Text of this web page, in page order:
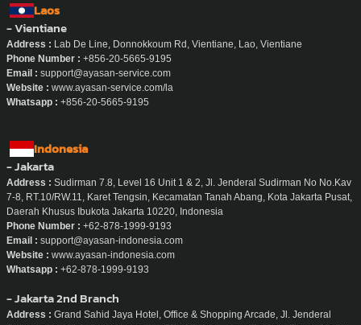
Laos
- Vientiane
Address : Lab De Line, Donnokkoum Rd, Vientiane, Lao, Vientiane
Phone Number : +856-20-5665-9195
Email : support@ayasan-service.com
Website : www.ayasan-service.com/la
Whatsapp : +856-20-5665-9195
Indonesia
- Jakarta
Address : Sudirman 7.8, Level 16 Unit 1 & 2, Jl. Jenderal Sudirman No No.Kav
7-8, RT.10/RW.11, Karet Tengsin, Kecamatan Tanah Abang, Kota Jakarta Pusat,
Daerah Khusus Ibukota Jakarta 10220, Indonesia
Phone Number : +62-878-1999-9193
Email : support@ayasan-indonesia.com
Website : www.ayasan-indonesia.com
Whatsapp : +62-878-1999-9193
- Jakarta 2nd Branch
Address : Grand Sahid Jaya Hotel, Office & Shopping Arcade, Jl. Jenderal